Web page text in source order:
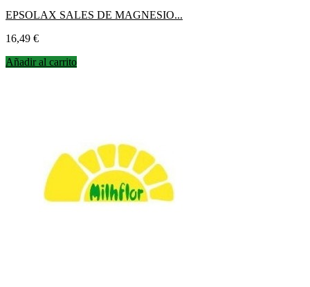
EPSOLAX SALES DE MAGNESIO...
Precio
16,49 €
Añadir al carrito